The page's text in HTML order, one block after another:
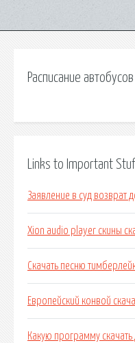
Расписание
Links to Important
Заявление в суд возврат
Xion audio player скины
Скачать песню
Европейский конвой
Какую программу